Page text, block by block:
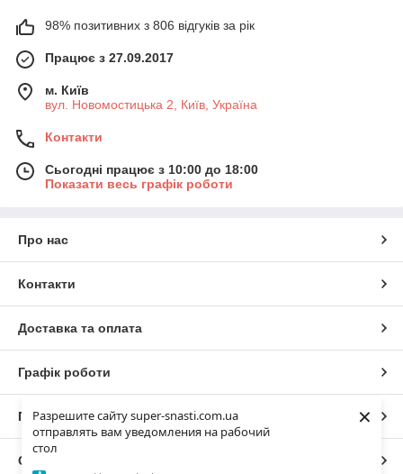
Разрешите сайту super-snasti.com.ua
отправлять вам уведомления на рабочий
стол
×
98% позитивних з 806 відгуків за рік
Працює з 27.09.2017
м. Київ
вул. Новомостицька 2, Київ, Україна
Контакти
Сьогодні працює з 10:00 до 18:00
Показати весь графік роботи
Про нас
Контакти
Доставка та оплата
Графік роботи
Повна версія сайту
Сайт створено на маркетплейсі